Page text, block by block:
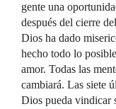
gente una
después del cierre
Dios ha dado
hecho todo lo
amor. Todas las
cambiará. Las siete
Dios pueda vindicar